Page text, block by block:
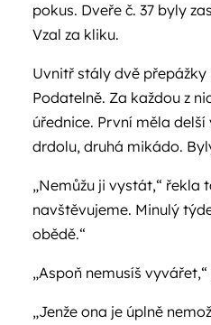
pokus. Dveře č. 37 byly
Vzal za kliku.
Uvnitř stály dvě
Podatelně. Za každou z
úřednice. První měla
drdolu, druhá mikádo.
„Nemůžu ji vystát,“ řekla
navštěvujeme. Minulý
obědě.“
„Aspoň nemusíš
„Jenže ona je úplně